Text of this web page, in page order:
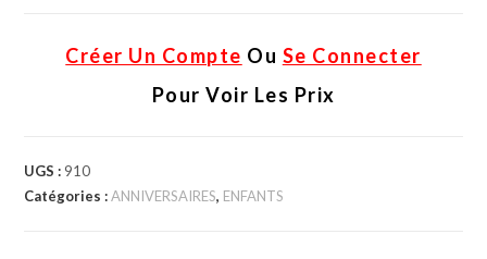
Créer Un Compte Ou Se Connecter
Pour Voir Les Prix
UGS : 910
Catégories :ANNIVERSAIRES, ENFANTS